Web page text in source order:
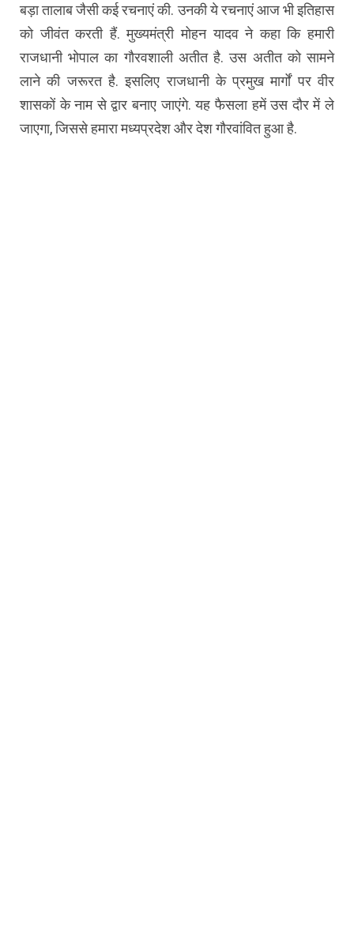
बड़ा तालाब जैसी कई रचनाएं की. उनकी ये रचनाएं आज भी इतिहास
को जीवंत करती हैं. मुख्यमंत्री मोहन यादव ने कहा कि हमारी
राजधानी भोपाल का गौरवशाली अतीत है. उस अतीत को सामने
लाने की जरूरत है. इसलिए राजधानी के प्रमुख मार्गों पर वीर
शासकों के नाम से द्वार बनाए जाएंगे. यह फैसला हमें उस दौर में ले
जाएगा, जिससे हमारा मध्यप्रदेश और देश गौरवांवित हुआ है.